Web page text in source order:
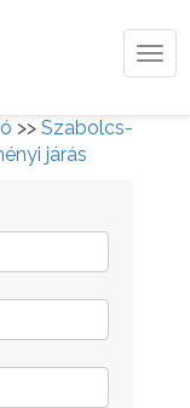
>> Szabolcs-
járás